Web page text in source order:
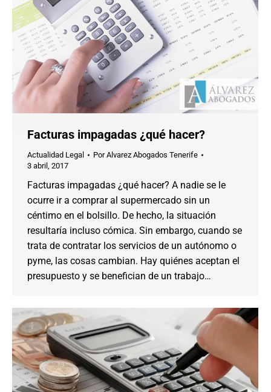
Facturas impagadas ¿qué hacer?
Actualidad Legal PorAlvarez Abogados Tenerife
3 abril, 2017
Facturas impagadas ¿qué hacer? A nadie se le
ocurre ir a comprar al supermercado sin un
céntimo en el bolsillo. De hecho, la situación
resultaría incluso cómica. Sin embargo, cuando se
trata de contratar los servicios de un autónomo o
pyme, las cosas cambian. Hay quiénes aceptan el
presupuesto y se benefician de un trabajo…